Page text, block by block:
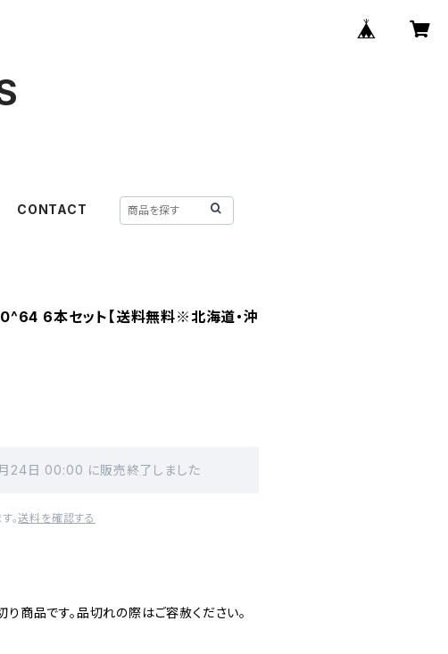
CONTACT
6本セット【送料無料※北海道・沖
24日 00:00 に販売終了しました
。送料を確認する
商品です。品切れの際はご容赦ください。